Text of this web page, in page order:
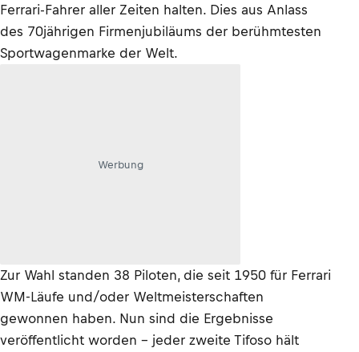
Ferrari-Fahrer aller Zeiten halten. Dies aus Anlass
des 70jährigen Firmenjubiläums der berühmtesten
Sportwagenmarke der Welt.
Werbung
Zur Wahl standen 38 Piloten, die seit 1950 für Ferrari
WM-Läufe und/oder Weltmeisterschaften
gewonnen haben. Nun sind die Ergebnisse
veröffentlicht worden – jeder zweite Tifoso hält